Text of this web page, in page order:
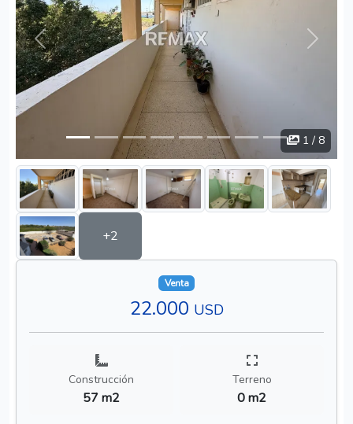
Anterior
1 / 8
+2
Venta
22.000 USD
Construcción
57 m2
Terreno
0 m2